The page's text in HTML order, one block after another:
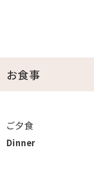
・ロビーラウンジでの
パラソルやカヌー等レ
・オールデイプールの
◆
・チェックアウト日は9
・潮汐の関係により
お食事
ご夕食
Dinner